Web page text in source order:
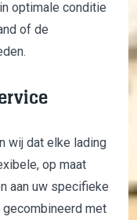
optimale conditie
of de
wij dat elke lading
op maat
aan uw specifieke
gecombineerd met